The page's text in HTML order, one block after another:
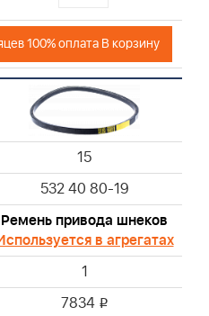
100% оплата В корзину
15
532 40 80-19
Ремень привода шнеков
в агрегатах
1
7834 i